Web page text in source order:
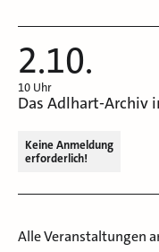
2.10.
10 Uhr
Das Adlhart-Archiv
Keine Anmeldung
erforderlich!
Alle Veranstaltungen